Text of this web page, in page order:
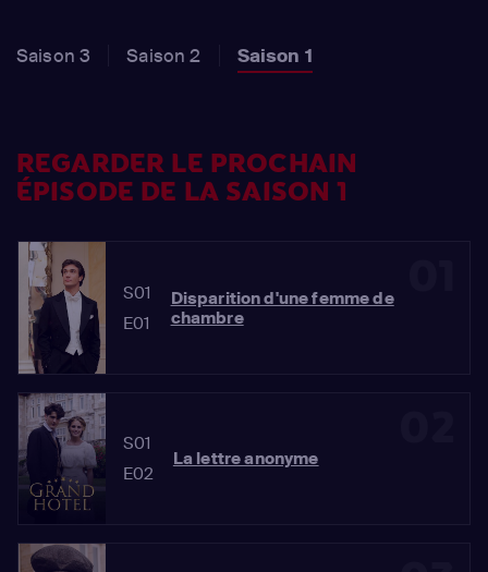
Saison 3 Saison 2 Saison 1
REGARDER LE PROCHAIN
ÉPISODE DE LA SAISON 1
S01
E01
Disparition d'une femme de
chambre
S01
E02
La lettre anonyme